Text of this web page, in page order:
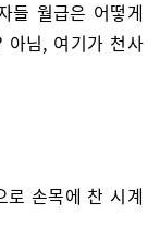
들 월급은 어떻게
아님, 여기가 천사
로 손목에 찬 시계